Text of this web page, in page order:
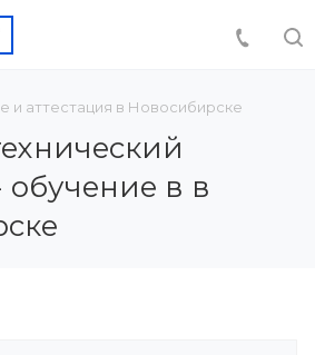
и аттестация в Новосибирске
в в